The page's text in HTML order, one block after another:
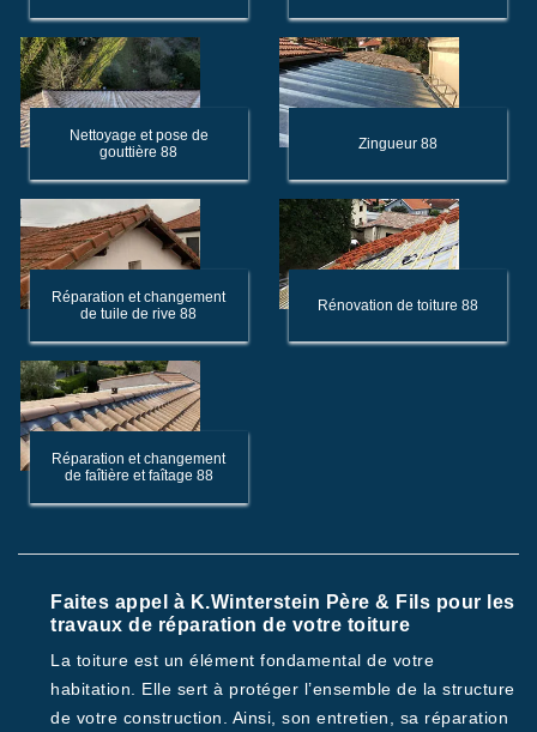
Nettoyage et pose de
gouttière 88
Zingueur 88
Réparation et changement
de tuile de rive 88
Rénovation de toiture 88
Réparation et changement
de faîtière et faîtage 88
Faites appel à K.Winterstein Père & Fils pour les
travaux de réparation de votre toiture
La toiture est un élément fondamental de votre
habitation. Elle sert à protéger l’ensemble de la structure
de votre construction. Ainsi, son entretien, sa réparation